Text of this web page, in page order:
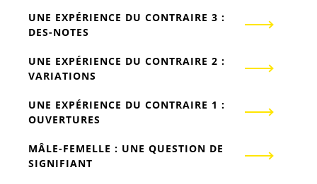
UNE EXPÉRIENCE DU CONTRAIRE 3 :
DES-NOTES
UNE EXPÉRIENCE DU CONTRAIRE 2 :
VARIATIONS
UNE EXPÉRIENCE DU CONTRAIRE 1 :
OUVERTURES
MÂLE-FEMELLE : UNE QUESTION DE
SIGNIFIANT